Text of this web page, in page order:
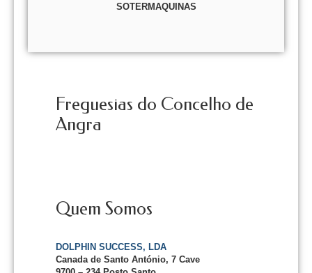
SOTERMAQUINAS
Freguesias do Concelho de
Angra
Quem Somos
DOLPHIN SUCCESS, LDA
Canada de Santo António, 7 Cave